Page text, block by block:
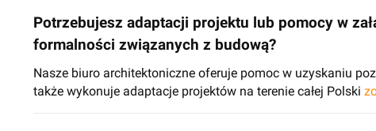
Potrzebujesz adaptacji projektu lub pomocy w
formalności związanych z budową?
Nasze biuro architektoniczne oferuje pomoc w uzyskaniu
także wykonuje adaptacje projektów na terenie całej Polski